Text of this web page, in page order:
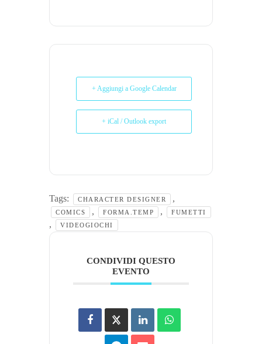
+ Aggiungi a Google Calendar
+ iCal / Outlook export
Tags: CHARACTER DESIGNER ,
COMICS , FORMA.TEMP , FUMETTI
, VIDEOGIOCHI
CONDIVIDI QUESTO
EVENTO